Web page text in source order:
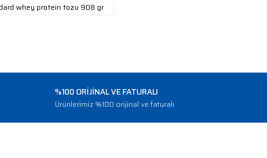
whey protein tozu 908 gr
%100 ORİJİNAL VE FATURALI
Ürünlerimiz %100 orijinal ve faturalı